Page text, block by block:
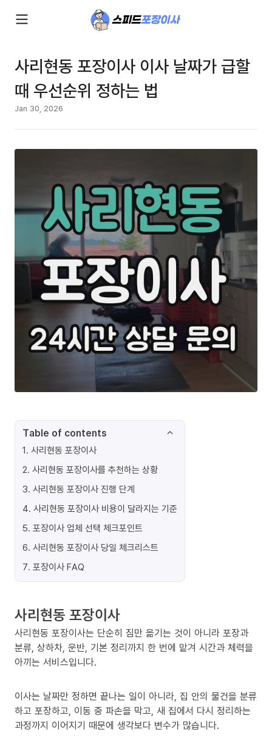
사리현동 포장이사 이사 날짜가 급할
때 우선순위 정하는 법
Jan 30, 2026
Table of contents
1. 사리현동 포장이사
2. 사리현동 포장이사를 추천하는 상황
3. 사리현동 포장이사 진행 단계
4. 사리현동 포장이사 비용이 달라지는 기준
5. 포장이사 업체 선택 체크포인트
6. 사리현동 포장이사 당일 체크리스트
7. 포장이사 FAQ
사리현동 포장이사
사리현동 포장이사는 단순히 짐만 옮기는 것이 아니라 포장과
분류, 상하차, 운반, 기본 정리까지 한 번에 맡겨 시간과 체력을
아끼는 서비스입니다.
이사는 날짜만 정하면 끝나는 일이 아니라, 집 안의 물건을 분류
하고 포장하고, 이동 중 파손을 막고, 새 집에서 다시 정리하는
과정까지 이어지기 때문에 생각보다 변수가 많습니다.